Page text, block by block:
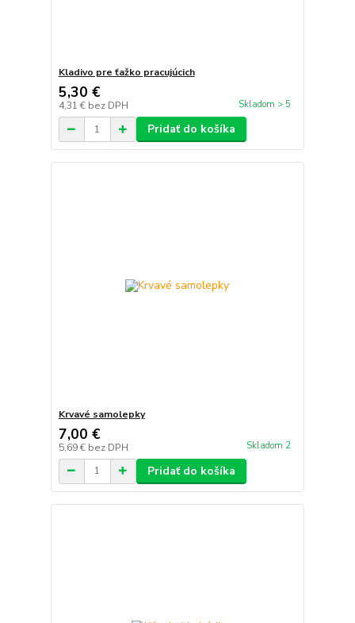
Kladivo pre ťažko pracujúcich
5,30 €
4,31 € bez DPH Skladom > 5
Pridať do košíka
Krvavé samolepky
7,00 €
5,69 € bez DPH Skladom 2
Pridať do košíka